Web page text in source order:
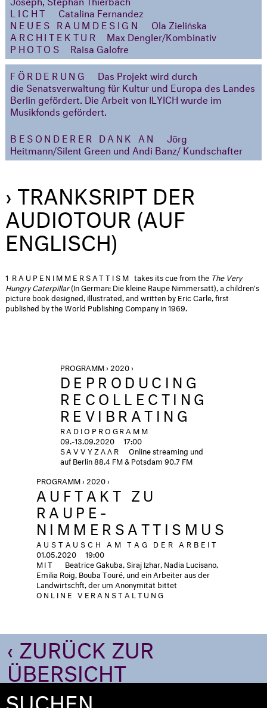
LICHT
Catalina Fernandez
NEUES RAUMDESIGN
Ola Zielińska
ARCHITEKTUR
Max Dengler/Kombinativ
PHOTOS
​​​​​​​Raisa Galofre
FÖRDERUNG
Das Projekt wird durch
die Senatsverwaltung für Kultur und Europa des Landes
Berlin gefördert. Die Arbeit von ILYICH wurde im
Musikfonds gefördert.
BESONDERER DANK AN
Jörg
Heitmann/Silent Green und Andi Banz/ Kundschafter
› TRANKSRIPT DER
AUDIOTOUR (AUF
ENGLISCH)
1 RAUPENIMMERSATTISM takes its cue from the The Very
Hungry Caterpillar(In German: Die kleine Raupe Nimmersatt), a children's
picture book designed, illustrated, and written by Eric Carle, first
published by the World Publishing Company in 1969.
PROGRAMM › 2020 ›
DEPRODUCING
RECOLLECTING
REVIBRATING
RADIOPROGRAMM
09.-13.09.2020
17:00
SAVVYZΛΛR
Online streaming und
auf Berlin 88.4 FM & Potsdam 90.7 FM
PROGRAMM › 2020 ›
AUFTAKT ZU
RAUPE-
NIMMERSATTISMUS
AUSTAUSCH AM TAG DER ARBEIT
01.05.2020
19:00
MIT
Beatrice Gakuba, Siraj Izhar, Nadia Lucisano,
Emilia Roig, Bouba Touré, und ein Arbeiter aus der
Landwirtschft, der um Anonymität bittet
ONLINE VERANSTALTUNG
‹ ZURÜCK ZUR
ÜBERSICHT
SUCHEN